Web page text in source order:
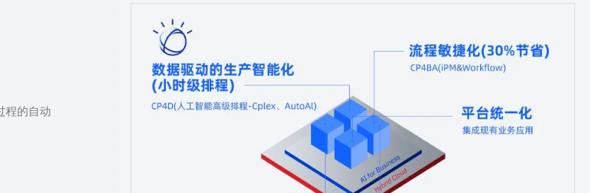
程的自动